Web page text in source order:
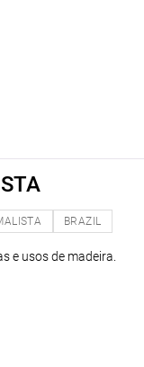
BRAZIL
e usos de madeira.